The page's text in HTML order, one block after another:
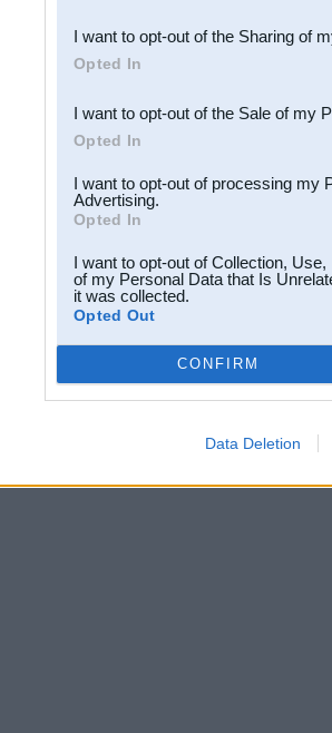
Downstream Participants
third parties.
I want to opt-out of the Sharing of
Opted In
I want to opt-out of the Sale of my
Opted In
I want to opt-out of processing my
Advertising.
Opted In
I want to opt-out of Collection,
of my Personal Data that Is
it was collected.
Opted Out
CONFIRM
Data Deletion